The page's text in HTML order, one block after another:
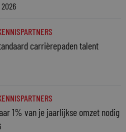
carrièrepaden talent
1% van je jaarlijkse omzet nodig